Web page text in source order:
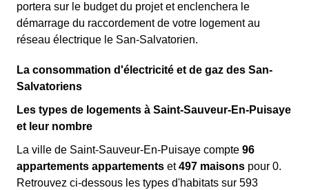
portera sur le budget du projet et enclenchera le
démarrage du raccordement de votre logement au
réseau électrique le San-Salvatorien.
La consommation d'électricité et de gaz des San-
Salvatoriens
Les types de logements à Saint-Sauveur-En-Puisaye
et leur nombre
La ville de Saint-Sauveur-En-Puisaye compte 96
appartements appartements et497 maisons pour 0.
Retrouvez ci-dessous les types d'habitats sur 593